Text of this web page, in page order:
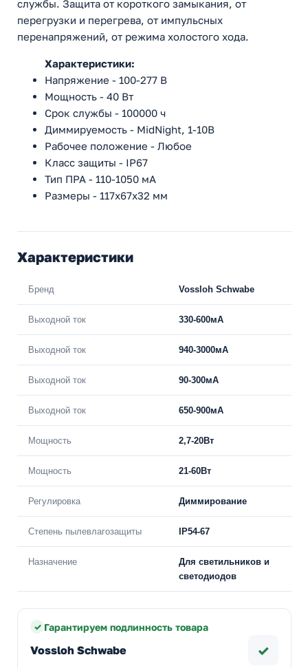
службы. Защита от короткого замыкания, от
перегрузки и перегрева, от импульсных
перенапряжений, от режима холостого хода.
Характеристики:
Напряжение - 100-277 В
Мощность - 40 Вт
Срок службы - 100000 ч
Диммируемость - MidNight, 1-10В
Рабочее положение - Любое
Класс защиты - IP67
Тип ПРА - 110-1050 мА
Размеры - 117х67х32 мм
Характеристики
Бренд Vossloh Schwabe
Выходной ток 330-600мА
Выходной ток 940-3000мА
Выходной ток 90-300мА
Выходной ток 650-900мА
Мощность 2,7-20Вт
Мощность 21-60Вт
Регулировка Диммирование
Степень пылевлагозащиты IP54-67
Назначение
Для светильников и
светодиодов
Гарантируем подлинность товара
Vossloh Schwabe ✓